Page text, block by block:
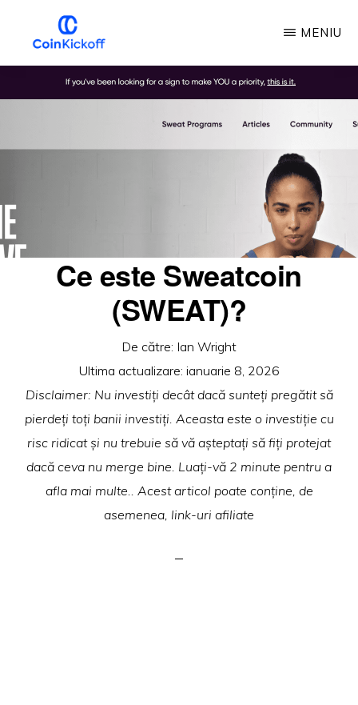
conținutul
LOVITURA
ÎNCEPERE
MENIU
Ce este Sweatcoin
(SWEAT)?
De către: Ian Wright
Ultima actualizare: ianuarie 8, 2026
Disclaimer: Nu investiți decât dacă sunteți pregătit să
pierdeți toți banii investiți. Aceasta este o investiție cu
risc ridicat și nu trebuie să vă așteptați să fiți protejat
dacă ceva nu merge bine. Luați-vă 2 minute pentru a
afla mai multe.. Acest articol poate conține, de
asemenea, link-uri afiliate